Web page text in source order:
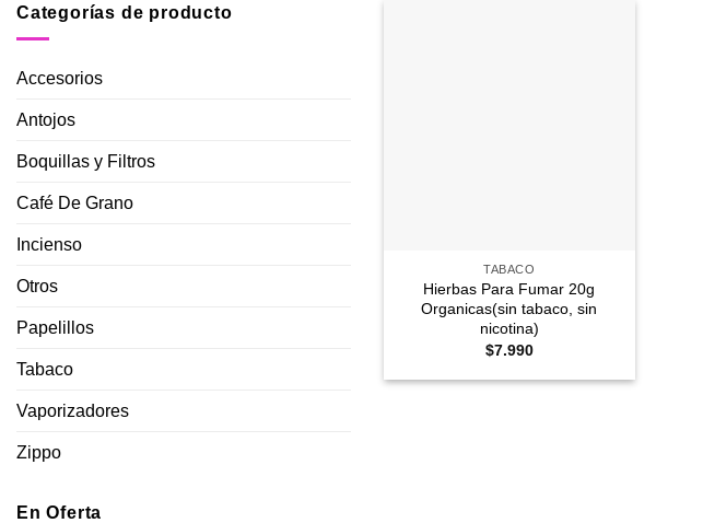
Categorías de producto
Accesorios
Antojos
Boquillas y Filtros
Café De Grano
Incienso
Otros
Papelillos
Tabaco
Vaporizadores
Zippo
En Oferta
TABACO
Hierbas Para Fumar 20g
Organicas(sin tabaco, sin
nicotina)
$7.990